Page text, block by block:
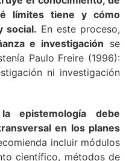
límites tiene y cómo
social. En este proceso,
e investigación se
Paulo Freire (1996):
ni investigación
la epistemología debe
en los planes
incluir módulos
científico, métodos de